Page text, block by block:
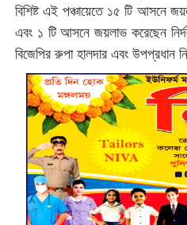
বিশিষ্ট এই পঞ্চায়েতে ১৫ টি আসনে
এবং ১ টি আসনে জয়লাভ করেছেন
বিজেপির রুপা হালদার এবং উপপ্রধান